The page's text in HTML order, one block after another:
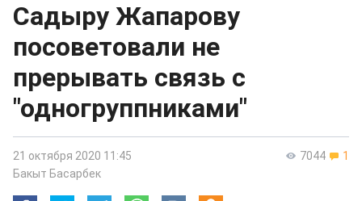
Садыру Жапарову
посоветовали не
прерывать связь с
"одногруппниками"
7044 1
21 октября 2020 11:45
Бакыт Басарбек